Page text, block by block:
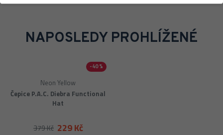
NAPOSLEDY PROHLÍŽENÉ
-40 %
Čepice P.A.C. Diebra Functional
Hat
Neon Yellow
229 Kč
379 Kč